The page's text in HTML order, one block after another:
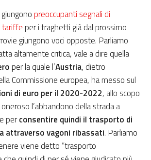
preoccupanti segnali di
tariffeper i traghetti già dal prossimo
giungono voci opposte. Parliamo
altamente critica, vale a dire quella
per la quale l’Austria, dietro
Commissione europea, ha messo sul
di euro per il 2020-2022, allo scopo
l’abbandono della strada a
perconsentire quindi il trasporto di
attraverso vagoni ribassati. Parliamo
viene detto “trasporto